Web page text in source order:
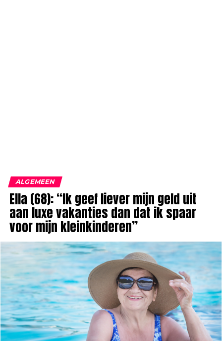
ALGEMEEN
Ella (68): “Ik geef liever mijn geld uit
aan luxe vakanties dan dat ik spaar
voor mijn kleinkinderen”